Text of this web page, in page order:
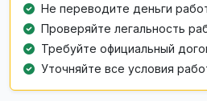
Не переводите деньги
Проверяйте легальность
Требуйте официальный
Уточняйте все условия